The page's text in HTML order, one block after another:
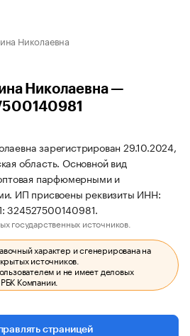
Николаевна
Николаевна —
зарегистрирован 29.10.2024,
область. Основной вид
парфюмерными и
ИП присвоены реквизиты ИНН:
324527500140981.
государственных источников.
характер и сгенерирована на
источников.
и не имеет деловых
Компании.
страницей